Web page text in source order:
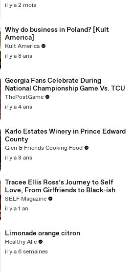
il y a 2 mois
Why do business in Poland? [Kult
America]
Kult America
il y a 8 ans
Georgia Fans Celebrate During
National Championship Game Vs. TCU
ThePostGame
il y a 4 ans
Karlo Estates Winery in Prince Edward
County
Glen & Friends Cooking Food
il y a 8 ans
Tracee Ellis Ross’s Journey to Self
Love, From Girlfriends to Black-ish
SELF Magazine
il y a 1 an
Limonade orange citron
Healthy Alie
il y a 6 semaines